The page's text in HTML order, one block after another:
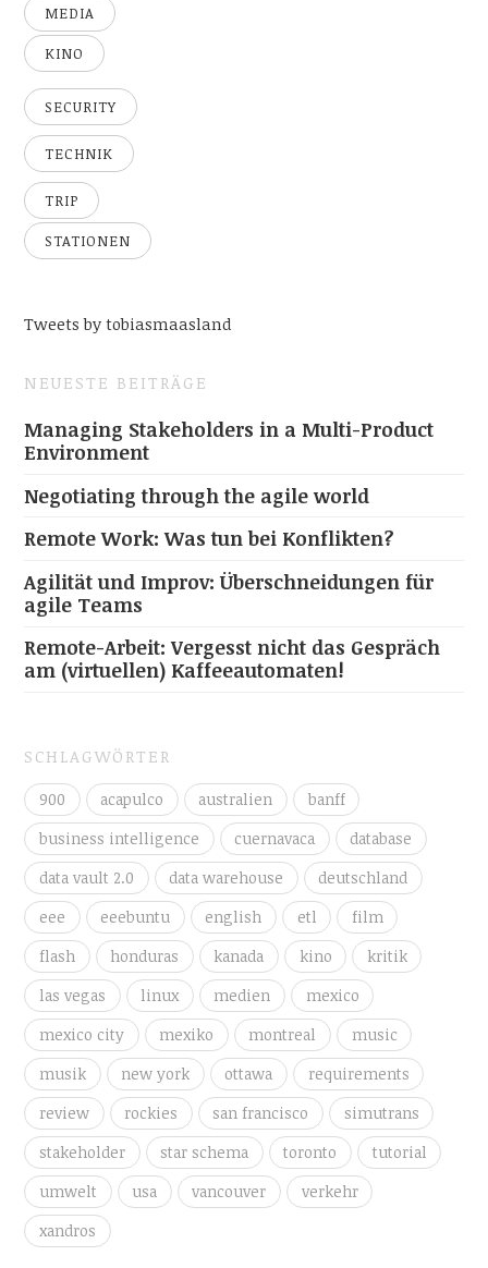
MEDIA
KINO
SECURITY
TECHNIK
TRIP
STATIONEN
Tweets by tobiasmaasland
NEUESTE BEITRÄGE
Managing Stakeholders in a Multi-Product
Environment
Negotiating through the agile world
Remote Work: Was tun bei Konflikten?
Agilität und Improv: Überschneidungen für
agile Teams
Remote-Arbeit: Vergesst nicht das Gespräch
am (virtuellen) Kaffeeautomaten!
SCHLAGWÖRTER
900 acapulco australien
banff
business intelligence
cuernavaca
database
data vault 2.0
data warehouse
deutschland
eee
eeebuntu english etl
film
flash
honduras kanada kino
kritik
las vegas
linux medien
mexico
mexico city
mexiko montreal
music
musik
new york ottawa
requirements
review
rockies san francisco
simutrans
stakeholder
star schema toronto
tutorial
umwelt
usa vancouver
verkehr
xandros